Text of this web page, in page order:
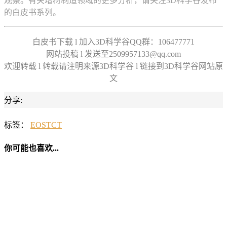
的白皮书系列。
白皮书下载 l 加入3D科学谷QQ群：106477771
网站投稿 l 发送至2509957133@qq.com
欢迎转载 l 转载请注明来源3D科学谷 l 链接到3D科学谷网站原
文
分享:
标签： EOSTCT
你可能也喜欢...